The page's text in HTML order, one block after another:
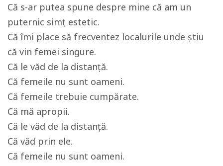
Că s-ar putea spune despre mine că am un
puternic simţ estetic.
Că îmi place să frecventez localurile unde ştiu
că vin femei singure.
Că le văd de la distanţă.
Că femeile nu sunt oameni.
Că femeile trebuie cumpărate.
Că mă apropii.
Că le văd de la distanţă.
Că văd prin ele.
Că femeile nu sunt oameni.